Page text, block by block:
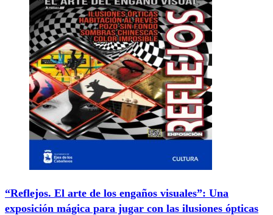
“Reflejos. El arte de los engaños visuales”: Una
exposición mágica para jugar con las ilusiones ópticas